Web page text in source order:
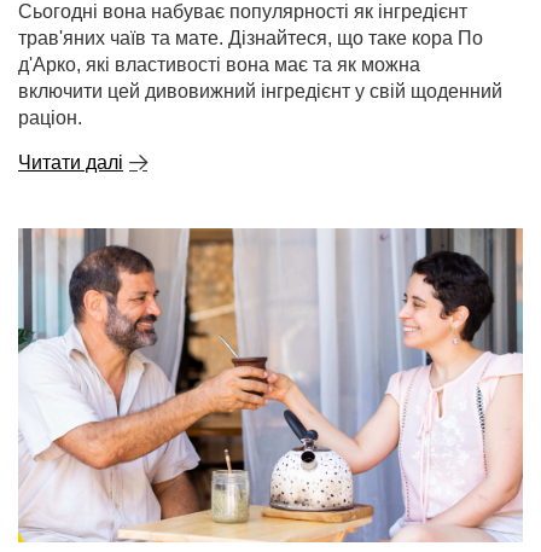
Сьогодні вона набуває популярності як інгредієнт
трав'яних чаїв та мате. Дізнайтеся, що таке кора По
д'Арко, які властивості вона має та як можна
включити цей дивовижний інгредієнт у свій щоденний
раціон.
Читати далі